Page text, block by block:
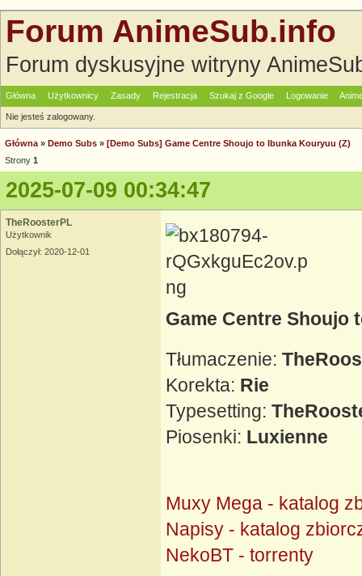
Forum AnimeSub.info
Forum dyskusyjne witryny
Główna Użytkownicy Zasady Rejestracja Szukaj z Google Logowanie
Nie jesteś zalogowany.
Główna » Demo Subs » [Demo Subs] Game Centre Shoujo to Ibunka Kouryuu (Z)
Strony 1
2025-07-09 00:34:47
TheRoosterPL
Użytkownik
Dołączył: 2020-12-01
Game Centre Shoujo
Tłumaczenie:
Korekta: Rie
Typesetting:
Piosenki: Luxienne
Muxy Mega - katalog
Napisy - katalog
NekoBT - torrenty